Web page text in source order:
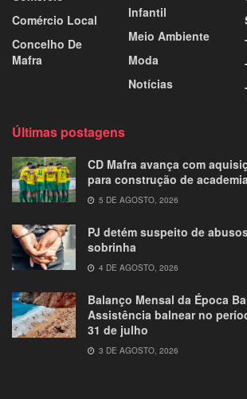
Comércio Local
Concelho De
Mafra
Infantil
Meio Ambiente
Moda
Notícias
Últimas postagens
CD Mafra avança com
para construção de
5 DE AGOSTO, 2026
PJ detém suspeito de
sobrinha
4 DE AGOSTO, 2026
Balanço Mensal da Época
Assistência balnear no
31 de julho
3 DE AGOSTO, 2026